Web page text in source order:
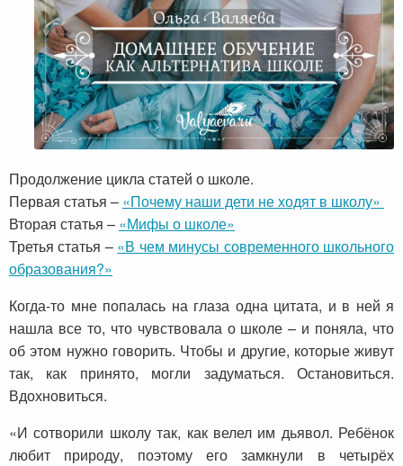
Продолжение цикла статей о школе.
Первая статья – «Почему наши дети не ходят в школу»
Вторая статья – «Мифы о школе»
Третья статья – «В чем минусы современного школьного
образования?»
Когда-то мне попалась на глаза одна цитата, и в ней я
нашла все то, что чувствовала о школе – и поняла, что
об этом нужно говорить. Чтобы и другие, которые живут
так, как принято, могли задуматься. Остановиться.
Вдохновиться.
«И сотворили школу так, как велел им дьявол. Ребёнок
любит природу, поэтому его замкнули в четырёх